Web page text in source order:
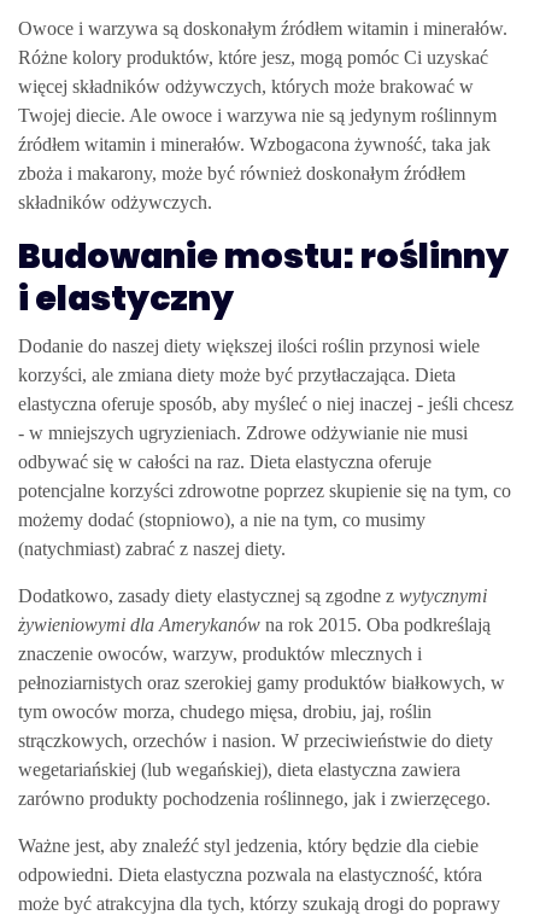
Owoce i warzywa są doskonałym źródłem witamin i minerałów.
Różne kolory produktów, które jesz, mogą pomóc Ci uzyskać
więcej składników odżywczych, których może brakować w
Twojej diecie. Ale owoce i warzywa nie są jedynym roślinnym
źródłem witamin i minerałów. Wzbogacona żywność, taka jak
zboża i makarony, może być również doskonałym źródłem
składników odżywczych.
Budowanie mostu: roślinny
i elastyczny
Dodanie do naszej diety większej ilości roślin przynosi wiele
korzyści, ale zmiana diety może być przytłaczająca. Dieta
elastyczna oferuje sposób, aby myśleć o niej inaczej - jeśli chcesz
- w mniejszych ugryzieniach. Zdrowe odżywianie nie musi
odbywać się w całości na raz. Dieta elastyczna oferuje
potencjalne korzyści zdrowotne poprzez skupienie się na tym, co
możemy dodać (stopniowo), a nie na tym, co musimy
(natychmiast) zabrać z naszej diety.
Dodatkowo, zasady diety elastycznej są zgodne z wytycznymi
żywieniowymi dla Amerykanów na rok 2015. Oba podkreślają
znaczenie owoców, warzyw, produktów mlecznych i
pełnoziarnistych oraz szerokiej gamy produktów białkowych, w
tym owoców morza, chudego mięsa, drobiu, jaj, roślin
strączkowych, orzechów i nasion. W przeciwieństwie do diety
wegetariańskiej (lub wegańskiej), dieta elastyczna zawiera
zarówno produkty pochodzenia roślinnego, jak i zwierzęcego.
Ważne jest, aby znaleźć styl jedzenia, który będzie dla ciebie
odpowiedni. Dieta elastyczna pozwala na elastyczność, która
może być atrakcyjna dla tych, którzy szukają drogi do poprawy